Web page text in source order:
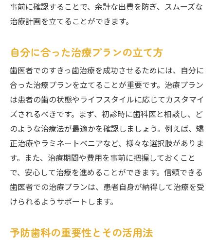
事前に確認することで、余計な出費を防ぎ、スムーズな
治療計画を立てることができます。
自分に合った治療プランの立て方
歯医者でのすきっ歯治療を成功させるためには、自分に
合った治療プランを立てることが重要です。治療プラン
は患者の歯の状態やライフスタイルに応じてカスタマイ
ズされるべきです。まず、初診時に歯科医と相談し、ど
のような治療法が最適かを確認しましょう。例えば、矯
正治療やラミネートベニアなど、様々な選択肢がありま
す。また、治療期間や費用を事前に把握しておくこと
で、安心して治療を進めることができます。信頼できる
歯医者での治療プランは、患者自身が納得して治療を受
けられるようサポートします。
予防歯科の重要性とその活用法